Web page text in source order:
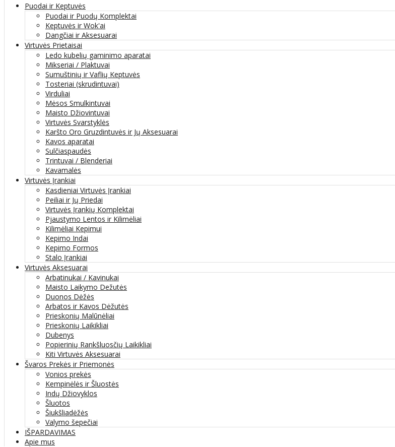
Puodai ir Keptuvės
Puodai ir Puodų Komplektai
Keptuvės ir Wok'ai
Dangčiai ir Aksesuarai
Virtuvės Prietaisai
Ledo kubelių gaminimo aparatai
Mikseriai / Plaktuvai
Sumuštinių ir Vaflių Keptuvės
Tosteriai (skrudintuvai)
Virduliai
Mėsos Smulkintuvai
Maisto Džiovintuvai
Virtuvės Svarstyklės
Karšto Oro Gruzdintuvės ir Jų Aksesuarai
Kavos aparatai
Sulčiaspaudės
Trintuvai / Blenderiai
Kavamalės
Virtuvės Įrankiai
Kasdieniai Virtuvės Įrankiai
Peiliai ir Jų Priedai
Virtuvės Įrankių Komplektai
Pjaustymo Lentos ir Kilimėliai
Kilimėliai Kepimui
Kepimo Indai
Kepimo Formos
Stalo Įrankiai
Virtuvės Aksesuarai
Arbatinukai / Kavinukai
Maisto Laikymo Dežutės
Duonos Dėžės
Arbatos ir Kavos Dėžutės
Prieskonių Malūnėliai
Prieskonių Laikikliai
Dubenys
Popierinių Rankšluosčių Laikikliai
Kiti Virtuvės Aksesuarai
Švaros Prekės ir Priemonės
Vonios prekės
Kempinėlės ir Šluostės
Indų Džiovyklos
Šluotos
Šiukšliadėžės
Valymo šepečiai
IŠPARDAVIMAS
Apie mus